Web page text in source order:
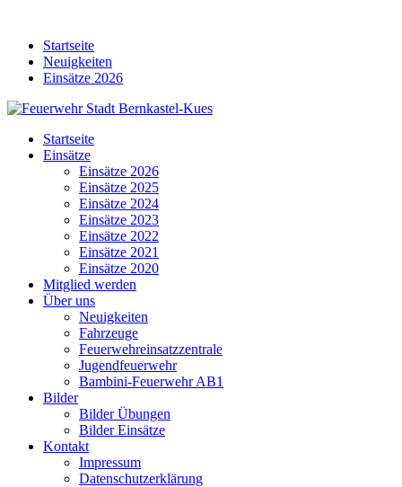
contentStartseite
Neuigkeiten
Einsätze 2026
Startseite
Einsätze
Einsätze 2026
Einsätze 2025
Einsätze 2024
Einsätze 2023
Einsätze 2022
Einsätze 2021
Einsätze 2020
Mitglied werden
Über uns
Neuigkeiten
Fahrzeuge
Feuerwehreinsatzzentrale
Jugendfeuerwehr
Bambini-Feuerwehr AB1
Bilder
Bilder Übungen
Bilder Einsätze
Kontakt
Impressum
Datenschutzerklärung